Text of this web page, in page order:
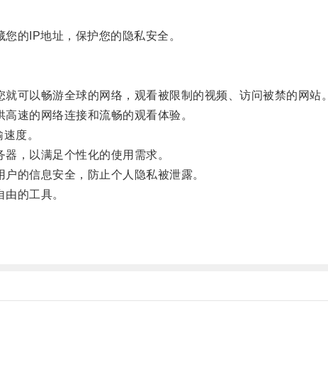
的IP地址，保护您的隐私安全。
以畅游全球的网络，观看被限制的视频、访问被禁的网站。
速的网络连接和流畅的观看体验。
度。
，以满足个性化的使用需求。
的信息安全，防止个人隐私被泄露。
的工具。